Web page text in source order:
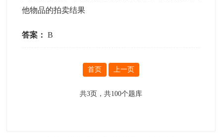
他物品的拍卖结果
答案： B
首页 上一页
共3页，共100个题库